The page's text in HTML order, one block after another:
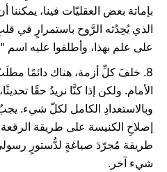
بإماتة بعض العقليّات فينا،
الذي يُحِدُثه الرَّوح باستمرارٍ في
على علم بهذا، وأطلقوا عليه اسم
8. خلفَ كلِّ أزمة، هناك دائمًا
الأمام. ولكن إذا كنَّا نريدُ حقًا
وبالاستعدادِ الكامل لكلّ شيء.
إصلاحِ الكنيسة على طريقة
طريقة مُجرّدَ صياغةٍ لدُّستورٍ
شيء آخر.